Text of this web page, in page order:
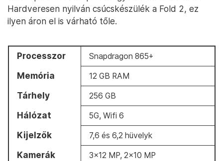
Hardveresen nyilván csúcskészülék a Fold 2, ez
ilyen áron el is várható tőle.
Processzor Snapdragon 865+
Memória 12 GB RAM
Tárhely 256 GB
Hálózat 5G, Wifi 6
Kijelzők 7,6 és 6,2 hüvelyk
Kamerák 3×12 MP, 2×10 MP